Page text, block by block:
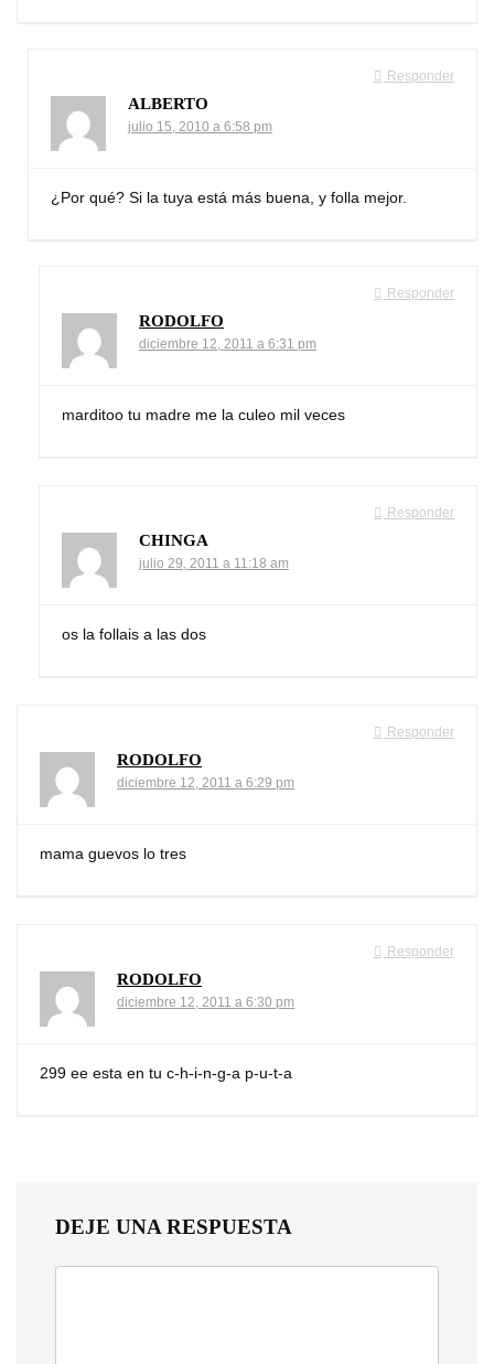
Responder
ALBERTO
julio 15, 2010 a 6:58 pm
¿Por qué? Si la tuya está más buena, y folla mejor.
Responder
RODOLFO
diciembre 12, 2011 a 6:31 pm
marditoo tu madre me la culeo mil veces
Responder
CHINGA
julio 29, 2011 a 11:18 am
os la follais a las dos
Responder
RODOLFO
diciembre 12, 2011 a 6:29 pm
mama guevos lo tres
Responder
RODOLFO
diciembre 12, 2011 a 6:30 pm
299 ee esta en tu c-h-i-n-g-a p-u-t-a
DEJE UNA RESPUESTA